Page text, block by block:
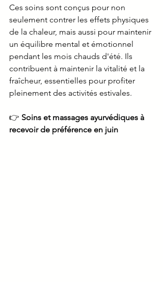
Ces soins sont conçus pour non
seulement contrer les effets physiques
de la chaleur, mais aussi pour maintenir
un équilibre mental et émotionnel
pendant les mois chauds d'été. Ils
contribuent à maintenir la vitalité et la
fraîcheur, essentielles pour profiter
pleinement des activités estivales.
👉 Soins et massages ayurvédiques à
recevoir de préférence en juin